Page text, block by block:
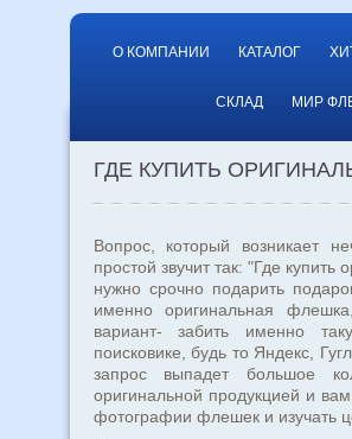
О КОМПАНИИ КАТАЛОГ
СКЛАД МИР
ГДЕ КУПИТЬ
Вопрос, который возникает
простой звучит так: "Где
нужно срочно подарить
именно оригинальная
вариант- забить именно
поисковике, будь то Яндекс,
запрос выпадет большое
оригинальной продукцией и
фотографии флешек и изучать